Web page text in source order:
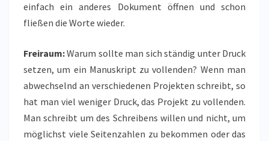
einfach ein anderes Dokument öffnen und schon
fließen die Worte wieder.
Freiraum:Warum sollte man sich ständig unter Druck
setzen, um ein Manuskript zu vollenden? Wenn man
abwechselnd an verschiedenen Projekten schreibt, so
hat man viel weniger Druck, das Projekt zu vollenden.
Man schreibt um des Schreibens willen und nicht, um
möglichst viele Seitenzahlen zu bekommen oder das